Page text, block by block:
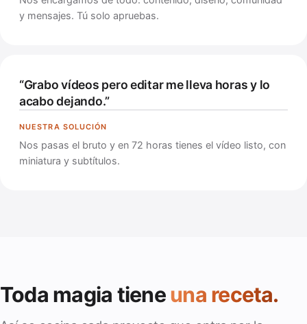
y mensajes. Tú solo apruebas.
“Grabo vídeos pero editar me lleva horas y lo
acabo dejando.”
Nos pasas el bruto y en 72 horas tienes el vídeo listo, con
miniatura y subtítulos.
Toda magia tieneuna receta.